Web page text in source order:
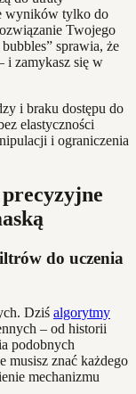
wyników tylko do
Twojego
sprawia, że
i zamykasz się w
i braku dostępu do
elastyczności
i ograniczenia
do uczenia
Dziś algorytmy
– od historii
podobnych
znać każdego
mechanizmu